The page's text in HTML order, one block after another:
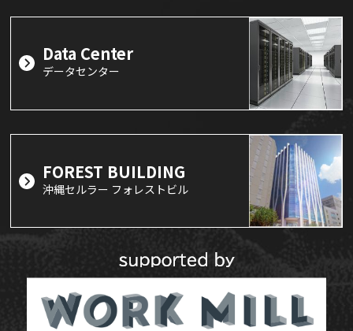
Data Center
データセンター
FOREST BUILDING
沖縄セルラー フォレストビル